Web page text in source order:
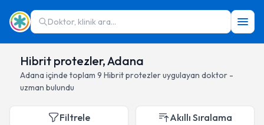
Doktor, klinik ara...
Hibrit protezler, Adana
Adana içinde toplam 9 Hibrit protezleruygulayan doktor -
uzman bulundu
Filtrele Akıllı Sıralama